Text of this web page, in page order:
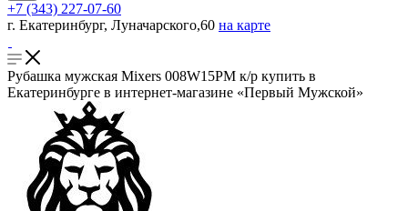
+7 (343) 227-07-60
г. Екатеринбург, Луначарского,60 на карте
Рубашка мужская Mixers 008W15PM к/р купить в
Екатеринбурге в интернет-магазине «Первый Мужской»